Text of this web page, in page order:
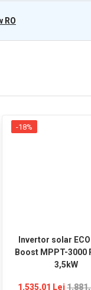
RO
Invertor solar
Boost MPPT-3000
3,5kW
1.535,01 Lei
-18%